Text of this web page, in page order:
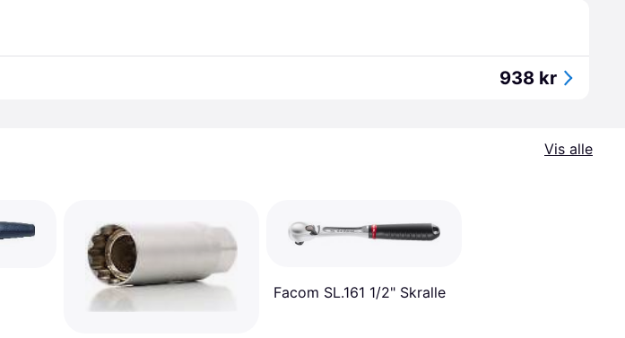
938 kr
Vis alle
Facom SL.161 1/2" Skralle